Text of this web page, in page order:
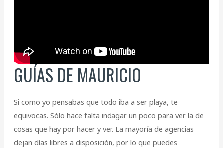
GUÍAS DE MAURICIO
Si como yo pensabas que todo iba a ser playa, te
equivocas. Sólo hace falta indagar un poco para ver la de
cosas que hay por hacer y ver. La mayoría de agencias
dejan días libres a disposición, por lo que puedes